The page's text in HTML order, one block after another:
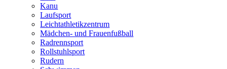
Kanu
Laufsport
Leichtathletikzentrum
Mädchen- und Frauenfußball
Radrennsport
Rollstuhlsport
Rudern